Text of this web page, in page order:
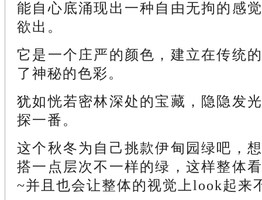
能自心底涌现出一种自由无拘的感
欲出。
它是一个庄严的颜色，建立在传统
了神秘的色彩。
犹如恍若密林深处的宝藏，隐隐发
探一番。
这个秋冬为自己挑款伊甸园绿吧，
搭一点层次不一样的绿，这样整体
~并且也会让整体的视觉上look起来